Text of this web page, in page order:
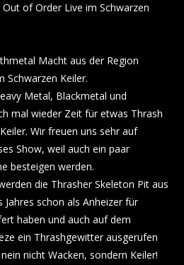
of Order Live im Schwarzen
Macht aus der Region
Schwarzen Keiler.
Metal, Blackmetal und
mal wieder Zeit für etwas Thrash
Wir freuen uns sehr auf
Show, weil auch ein paar
besteigen werden.
die Thrasher Skeleton Pit aus
Jahres schon als Anheizer für
haben und auch auf dem
ein Thrashgewitter ausgerufen
nicht Wacken, sondern Keiler!